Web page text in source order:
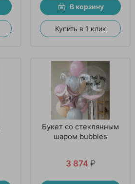
В корзину
Купить в 1 клик
Букет со стеклянным
шаром bubbles
3 874 ₽